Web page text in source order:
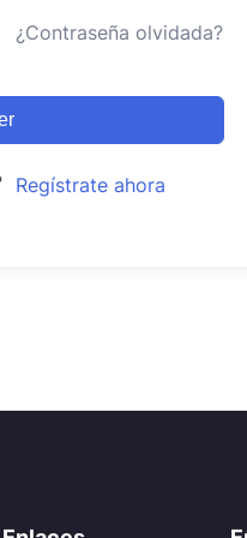
¿Contraseña olvidada?
Regístrate ahora